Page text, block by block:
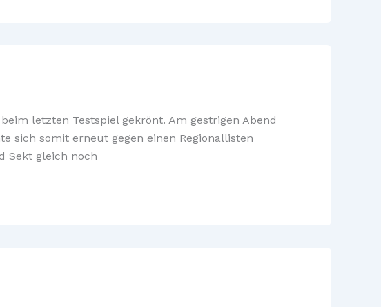
letzten Testspiel gekrönt. Am gestrigen Abend
sich somit erneut gegen einen Regionallisten
Sekt gleich noch